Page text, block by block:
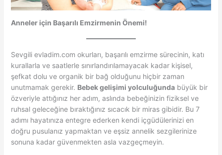
Anneler için Başarılı Emzirmenin Önemi!
Sevgili evladim.com okurları, başarılı emzirme sürecinin, katı
kurallarla ve saatlerle sınırlandırılamayacak kadar kişisel,
şefkat dolu ve organik bir bağ olduğunu hiçbir zaman
unutmamak gerekir. Bebek gelişimi yolculuğundabüyük bir
özveriyle attığınız her adım, aslında bebeğinizin fiziksel ve
ruhsal geleceğine bıraktığınız sıcacık bir miras gibidir. Bu 7
adımı hayatınıza entegre ederken kendi içgüdülerinizi en
doğru pusulanız yapmaktan ve eşsiz annelik sezgilerinize
sonuna kadar güvenmekten asla vazgeçmeyin.